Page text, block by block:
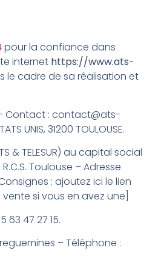
pour la confiance dans
internet https://www.ats-
le cadre de sa réalisation et
Contact : contact@ats-
UNIS, 31200 TOULOUSE.
& TELESUR) au capital social
R.C.S. Toulouse – Adresse
: ajoutez ici le lien
si vous en avez une]
63 47 27 15‬.
– Téléphone :